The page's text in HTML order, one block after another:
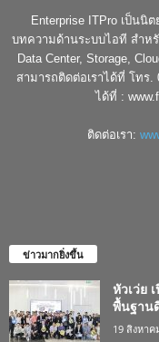
Enterprise ITPro เป็นนิ
บทความด้านระบบไอที สำหรั
Data Center, Storage,
สามารถติดต่อเราได้ที่ โทร.
ได้ที่ :
ติดต่อเรา:
ข่าวมากยิ่งขึ้น
หัวเว่ย
พื้นฐาน
19 สิงหาค